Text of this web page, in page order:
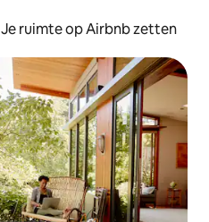
Je ruimte op Airbnb zetten